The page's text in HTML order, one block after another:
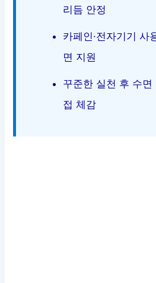
리듬 안정
카페인·전자기기 사
면 지원
꾸준한 실천 후 수
접 체감